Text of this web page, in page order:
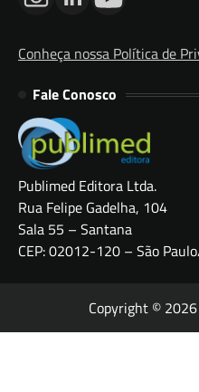
Conheça nossa Política de
Fale Conosco
Publimed Editora Ltda.
Rua Felipe Gadelha, 104
Sala 55 – Santana
CEP: 02012-120 – São
Copyright © 2026